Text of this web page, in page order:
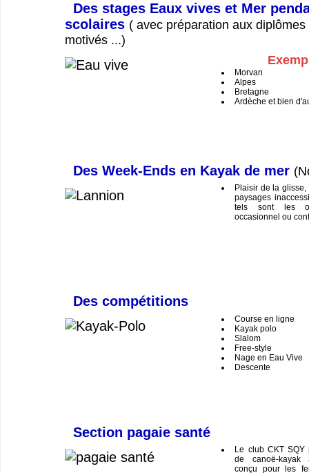
Des stages Eaux vives et Mer
scolaires ( avec préparation aux
motivés ...)
Morvan
Alpes
Bretagne
Ardèche et bien
Des Week-Ends en Kayak de mer
Plaisir de la
paysages
tels sont les
occasionnel ou
Des compétitions
Course en ligne
Kayak polo
Slalom
Free-style
Nage en Eau Vive
Descente
Section pagaie santé
Le club CKT SQY
de canoë-kayak
conçu pour les